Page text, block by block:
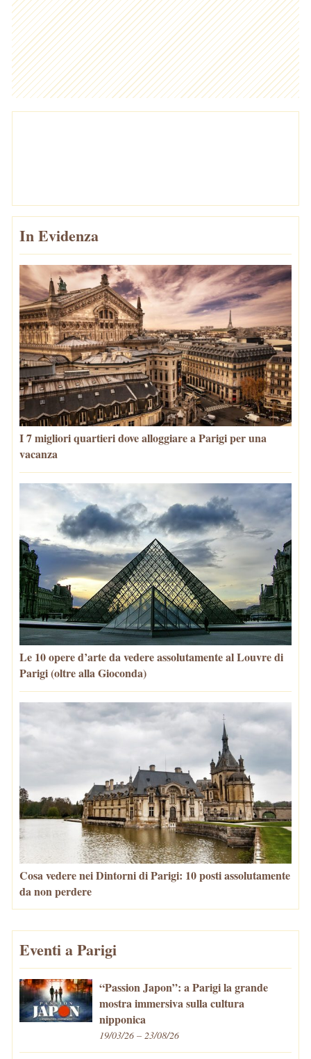
In Evidenza
I 7 migliori quartieri dove alloggiare a Parigi per una
vacanza
Le 10 opere d’arte da vedere assolutamente al Louvre di
Parigi (oltre alla Gioconda)
Cosa vedere nei Dintorni di Parigi: 10 posti assolutamente
da non perdere
Eventi a Parigi
“Passion Japon”: a Parigi la grande
mostra immersiva sulla cultura
nipponica
19/03/26 – 23/08/26